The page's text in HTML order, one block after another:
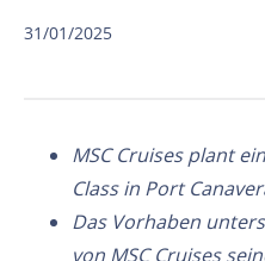
31/01/2025
MSC Cruises plant
Class in Port
Das Vorhaben
von MSC Cruises